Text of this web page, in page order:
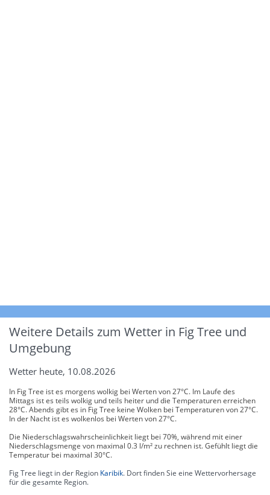
Weitere Details zum Wetter in Fig Tree und
Umgebung
Wetter heute, 10.08.2026
In Fig Tree ist es morgens wolkig bei Werten von 27°C. Im Laufe des
Mittags ist es teils wolkig und teils heiter und die Temperaturen erreichen
28°C. Abends gibt es in Fig Tree keine Wolken bei Temperaturen von 27°C.
In der Nacht ist es wolkenlos bei Werten von 27°C.
Die Niederschlagswahrscheinlichkeit liegt bei 70%, während mit einer
Niederschlagsmenge von maximal 0.3 l/m² zu rechnen ist. Gefühlt liegt die
Temperatur bei maximal 30°C.
Fig Tree liegt in der Region Karibik. Dort finden Sie eine Wettervorhersage
für die gesamte Region.